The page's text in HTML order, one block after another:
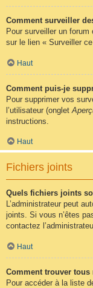
Comment surveiller
Pour surveiller un
sur le lien « Surveiller
Haut
Comment puis-je
Pour supprimer vos
l’utilisateur (onglet
instructions.
Haut
Fichiers joints
Quels fichiers joints
L’administrateur peut
joints. Si vous n’êtes
contactez
Haut
Comment trouver
Pour accéder à la liste